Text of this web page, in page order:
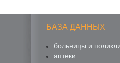
БАЗА ДАННЫХ
больницы и
аптеки